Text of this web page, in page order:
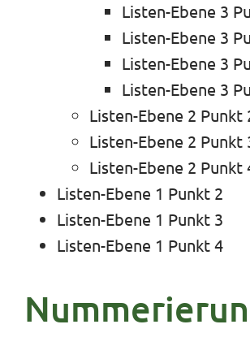
Listen-Ebene 3
Listen-Ebene 3
Listen-Ebene 3
Listen-Ebene 3
Listen-Ebene 2 Punkt
Listen-Ebene 2 Punkt
Listen-Ebene 2 Punkt
Listen-Ebene 1 Punkt 2
Listen-Ebene 1 Punkt 3
Listen-Ebene 1 Punkt 4